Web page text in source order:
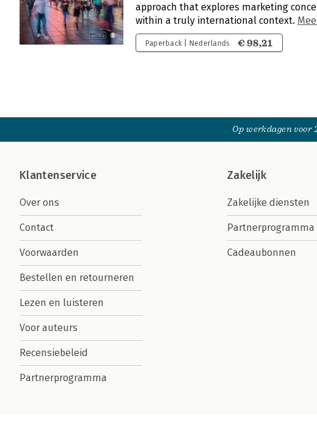
approach that explores marketing
within a truly international context.
Paperback | Nederlands € 98,21
Op werkdagen voor
Klantenservice
Over ons
Contact
Voorwaarden
Bestellen en retourneren
Lezen en luisteren
Voor auteurs
Recensiebeleid
Partnerprogramma
Zakelijk
Zakelijke diensten
Partnerprogramma
Cadeaubonnen